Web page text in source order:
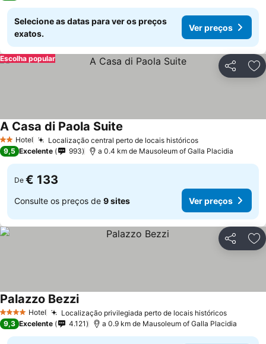
Selecione as datas para ver os preços
exatos.
Ver preços
Partilhar
Escolha popular
2 Estrelas
Hotel Localização central perto de locais históricos
A Casa di Paola Suite
9,5 Excelente 993 a 0.4 km de Mausoleum of Galla Placidia
De € 133
Consulte os preços de 9 sites Ver preços
Partilhar
4 EstrelasHotel Localização privilegiada perto de locais históricos
Palazzo Bezzi
9,3 Excelente 4.121 a 0.9 km de Mausoleum of Galla Placidia